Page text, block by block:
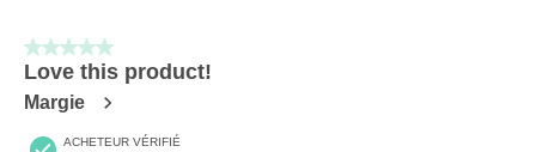
5 sur 5 étoiles.
Love this product!
Margie
ACHETEUR VÉRIFIÉ